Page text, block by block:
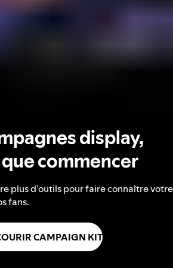
display,
commencer
plus d’outils pour faire connaître votre
fans.
CAMPAIGN KIT